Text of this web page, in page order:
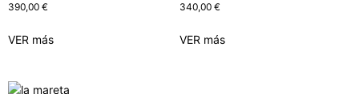
390,00 €
VER más
340,00 €
VER más